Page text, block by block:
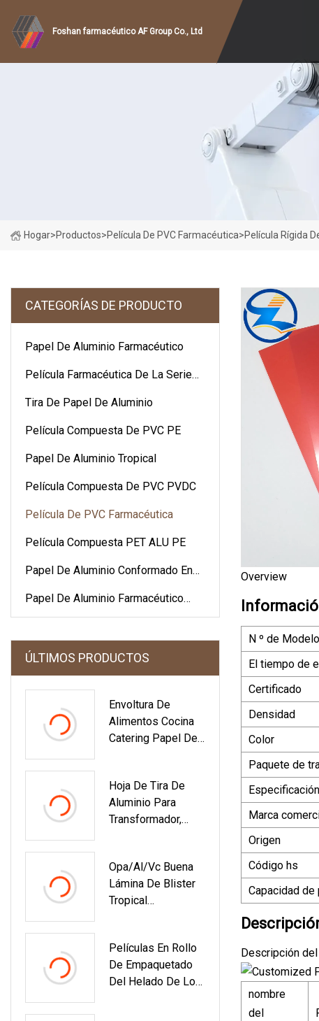
Foshan farmacéutico AF Group Co., Ltd
Hogar>Productos>Película De PVC Farmacéutica>Película Rígida
CATEGORÍAS DE PRODUCTO
Papel De Aluminio Farmacéutico
Película Farmacéutica De La Serie
Tira De Papel De Aluminio
Película Compuesta De PVC PE
Papel De Aluminio Tropical
Película Compuesta De PVC PVDC
Película De PVC Farmacéutica
Película Compuesta PET ALU PE
Papel De Aluminio Conformado En
Papel De Aluminio Farmacéutico
PTP
ÚLTIMOS PRODUCTOS
Envoltura De
Alimentos Cocina
Catering Papel De
Seguridad
Hoja De Tira De
Aluminio Para
Transformador,
Opa/Al/Vc Buena
Lámina De Blister
Tropical
Envases
Farmacéuticos
Películas En Rollo
De Empaquetado
Del Helado De Los
Overview
N º de
El tiempo de
Certificado
Densidad
Color
Paquete de
Especificación
Marca
Origen
Código hs
Capacidad de
Descripción
nombre
del